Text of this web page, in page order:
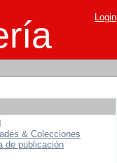
Login
& Colecciones
de publicación